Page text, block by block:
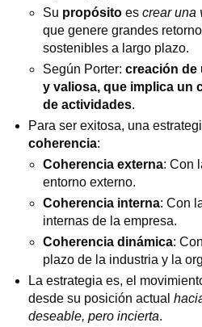
Su propósitoes crear una
que genere grandes
sostenibles a largo plazo.
Según Porter: creación de
y valiosa, que implica un
de actividades.
Para ser exitosa, una
coherencia:
Coherencia externa: Con
entorno externo.
Coherencia interna: Con
internas de la empresa.
Coherencia dinámica:
plazo de la industria y la
La estrategia es, el
desde su posición actual
deseable, pero incierta.